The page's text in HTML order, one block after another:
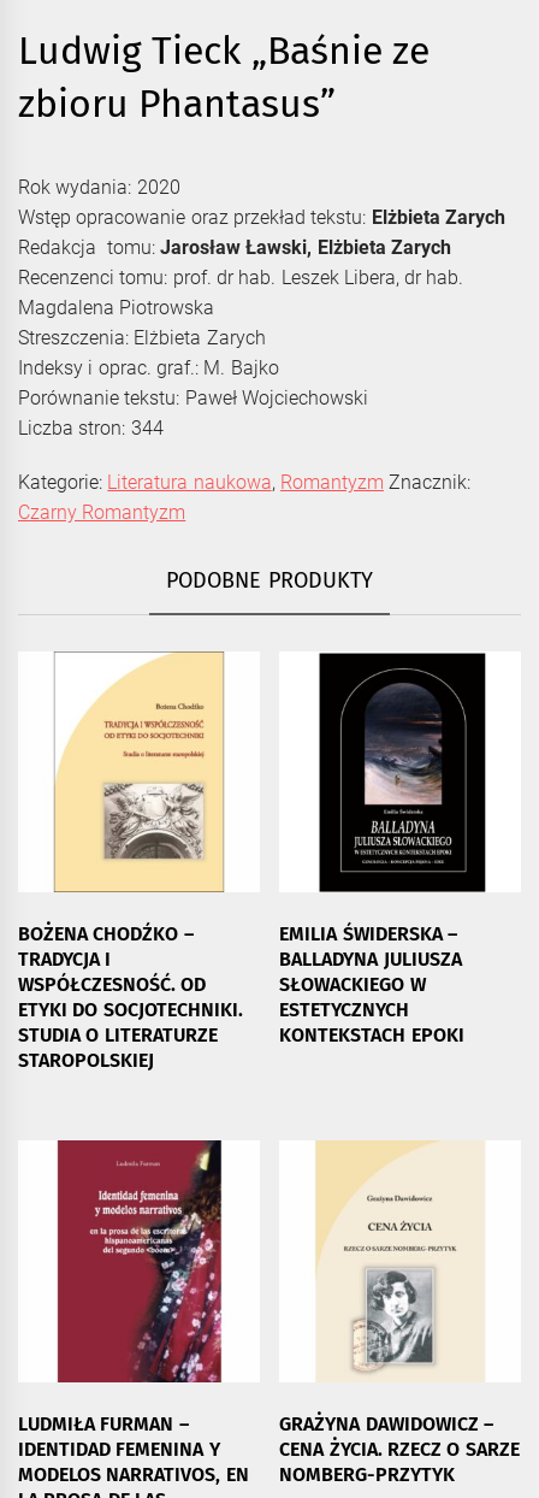
Ludwig Tieck „Baśnie ze
zbioru Phantasus”
Rok wydania: 2020
Wstęp opracowanie oraz przekład tekstu: Elżbieta Zarych
Redakcja tomu: Jarosław Ławski, Elżbieta Zarych
Recenzenci tomu: prof. dr hab. Leszek Libera, dr hab.
Magdalena Piotrowska
Streszczenia: Elżbieta Zarych
Indeksy i oprac. graf.: M. Bajko
Porównanie tekstu: Paweł Wojciechowski
Liczba stron: 344
Kategorie: Literatura naukowa, Romantyzm Znacznik:
Czarny Romantyzm
PODOBNE PRODUKTY
BOŻENA CHODŹKO –
TRADYCJA I
WSPÓŁCZESNOŚĆ. OD
ETYKI DO SOCJOTECHNIKI.
STUDIA O LITERATURZE
STAROPOLSKIEJ
EMILIA ŚWIDERSKA –
BALLADYNA JULIUSZA
SŁOWACKIEGO W
ESTETYCZNYCH
KONTEKSTACH EPOKI
LUDMIŁA FURMAN –
IDENTIDAD FEMENINA Y
MODELOS NARRATIVOS, EN
GRAŻYNA DAWIDOWICZ –
CENA ŻYCIA. RZECZ O SARZE
NOMBERG-PRZYTYK